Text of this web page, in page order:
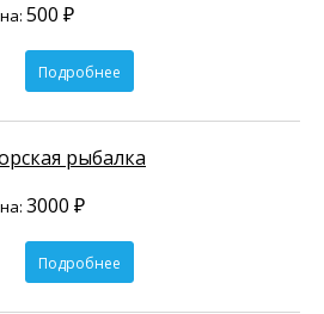
500 ₽
Подробнее
рыбалка
3000 ₽
Подробнее